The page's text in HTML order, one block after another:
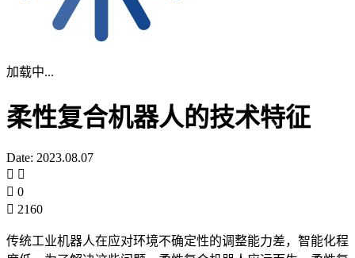
加载中...
柔性复合机器人的技术特征
Date: 2023.08.07
0
2160
传统工业机器人在应对环境不确定性的调整能力差，智能化程